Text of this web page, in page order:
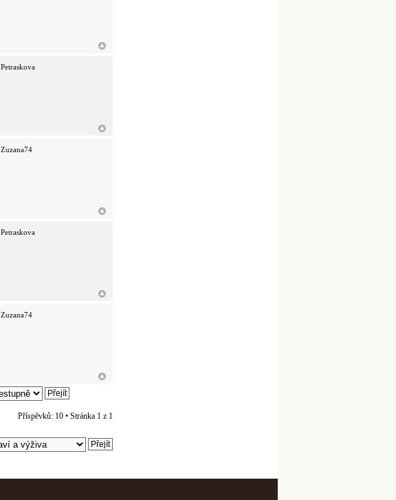
Petraskova
Zuzana74
Petraskova
Zuzana74
Příspěvků: 10 • Stránka 1 z 1